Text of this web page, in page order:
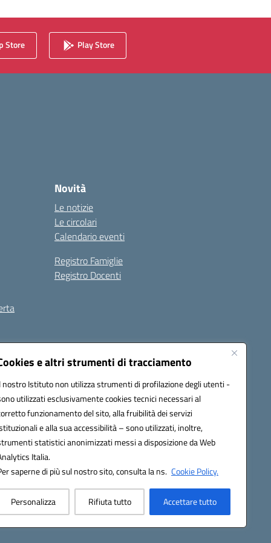
e altri strumenti di tracciamento
nostro Istituto non utilizza strumenti di profilazione degli utenti -
utilizzati esclusivamente cookies tecnici necessari al
funzionamento del sito, alla fruibilità dei servizi
e alla sua accessibilità – sono utilizzati, inoltre,
statistici anonimizzati messi a disposizione da Web
Italia.
saperne di più sul nostro sito, consulta la ns. Cookie Policy.
Personalizza Rifiuta tutto Accettare tutto
Store Play Store
Novità
Le notizie
Le circolari
Calendario eventi
Registro Famiglie
Registro Docenti
Note legali